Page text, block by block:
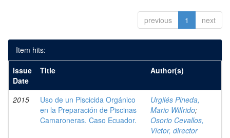
previous 1 next
Item hits:
Issue
Date
Title Author(s)
2015
Uso de un Piscicida Orgánico
en la Preparación de Piscinas
Camaroneras. Caso Ecuador.
Urgilés Pineda,
Mario Wilfrido;
Osorio Cevallos,
Víctor, director